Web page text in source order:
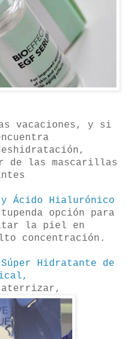
vacaciones, y si
de las mascarillas
y Ácido Hialurónico
opción para
la piel en
concentración.
Hidratante de
aterrizar,